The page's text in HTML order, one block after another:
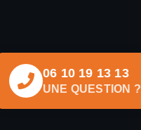
06 10 19 13 13
UNE QUESTION ?